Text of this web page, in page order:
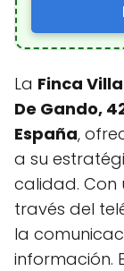
La Finca
De Gando,
España,
a su
calidad. Con
través del
la
información.